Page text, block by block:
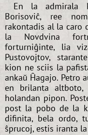
En la admirala
Borisoviĉ, ree
rakontadis al la caro
la Novdvina
forturniĝinte, lia
Pustovojtov,
kion ne sciis la
ankaŭ Ĥagajo. Petro
en brilanta altboto,
holandan pipon.
post la pobo de la
difinita, bela ordo,
ŝprucoj, estis iranta